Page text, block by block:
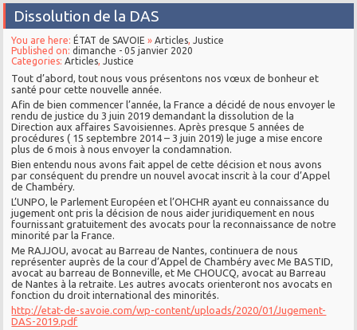
Dissolution de la DAS
You are here: ÉTAT de SAVOIE »Articles,Justice
Published on:dimanche - 05 janvier 2020
Categories:Articles,Justice
Tout d’abord, tout nous vous présentons nos vœux de bonheur et
santé pour cette nouvelle année.
Afin de bien commencer l’année, la France a décidé de nous envoyer le
rendu de justice du 3 juin 2019 demandant la dissolution de la
Direction aux affaires Savoisiennes. Après presque 5 années de
procédures ( 15 septembre 2014 – 3 juin 2019) le juge a mise encore
plus de 6 mois à nous envoyer la condamnation.
Bien entendu nous avons fait appel de cette décision et nous avons
par conséquent du prendre un nouvel avocat inscrit à la cour d’Appel
de Chambéry.
L’UNPO, le Parlement Européen et l’OHCHR ayant eu connaissance du
jugement ont pris la décision de nous aider juridiquement en nous
fournissant gratuitement des avocats pour la reconnaissance de notre
minorité par la France.
Me RAJJOU, avocat au Barreau de Nantes, continuera de nous
représenter auprès de la cour d’Appel de Chambéry avec Me BASTID,
avocat au barreau de Bonneville, et Me CHOUCQ, avocat au Barreau
de Nantes à la retraite. Les autres avocats orienteront nos avocats en
fonction du droit international des minorités.
http://etat-de-savoie.com/wp-content/uploads/2020/01/Jugement-
DAS-2019.pdf